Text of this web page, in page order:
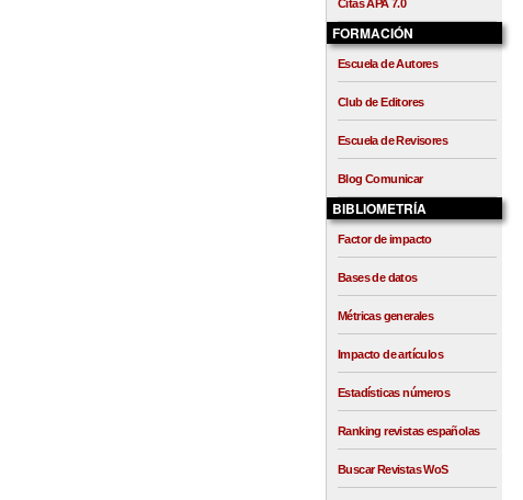
Citas APA 7.0
FORMACIÓN
Escuela de Autores
Club de Editores
Escuela de Revisores
Blog Comunicar
BIBLIOMETRÍA
Factor de impacto
Bases de datos
Métricas generales
Impacto de artículos
Estadísticas números
Ranking revistas españolas
Buscar Revistas WoS